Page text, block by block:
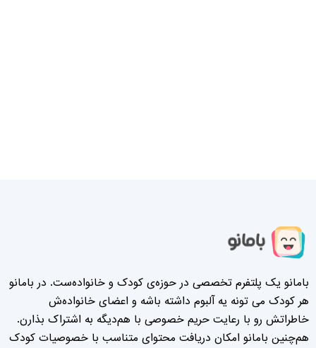
بامانو یک پلتفرم تخصصی در حوزه‌ی کودک و خانواده‌ست. در بامانو
هر کودک می تونه یه آلبوم داشته باشه و اعضای خانواده‌ش
خاطراتش رو با رعایت حریم خصوصی با هم‌دیگه به اشتراک بذارن.
هم‌چنین بامانو امکان دریافت محتوای متناسب با خصوصیات کودک